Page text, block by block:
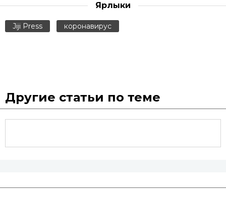
Ярлыки
Jiji Press коронавирус
Другие статьи по теме